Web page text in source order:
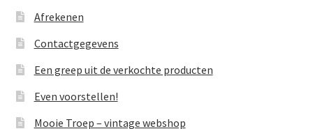
Afrekenen
Contactgegevens
Een greep uit de verkochte producten
Even voorstellen!
Mooie Troep – vintage webshop